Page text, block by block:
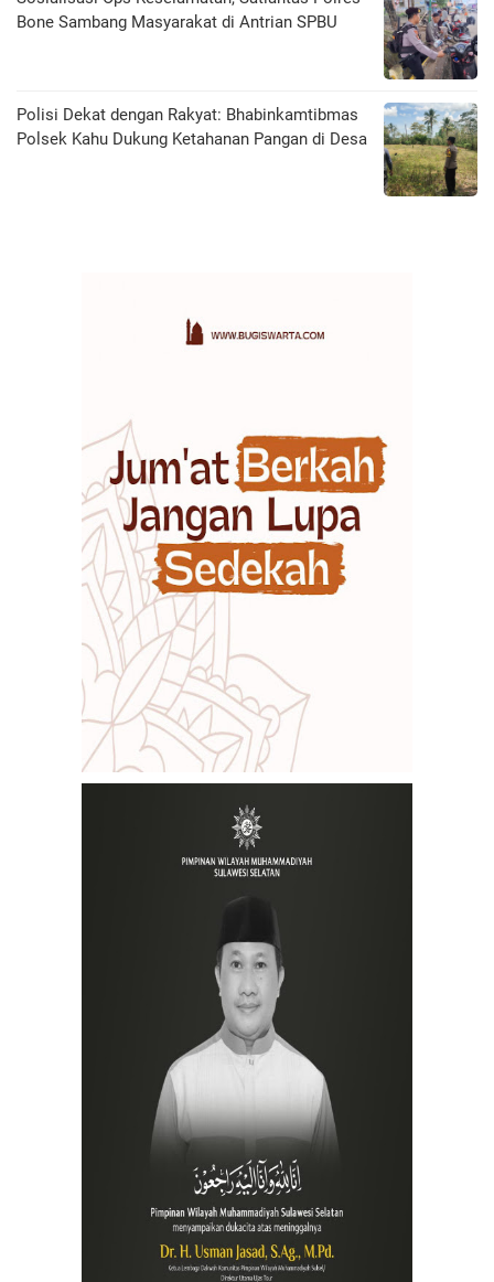
Bone Sambang Masyarakat di Antrian SPBU
Polisi Dekat dengan Rakyat: Bhabinkamtibmas
Polsek Kahu Dukung Ketahanan Pangan di Desa